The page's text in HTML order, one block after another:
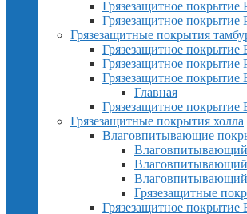
Грязезащитное покрытие
Грязезащитное покрытие
Грязезащитные покрытия
Грязезащитное покрытие
Грязезащитное покрытие
Грязезащитное
Главная
Грязезащитное покрытие
Грязезащитные покрытия холла
Влаговпитывающие
Влаговпитывающий
Влаговпитывающий
Грязезащитные
Грязезащитное покрытие